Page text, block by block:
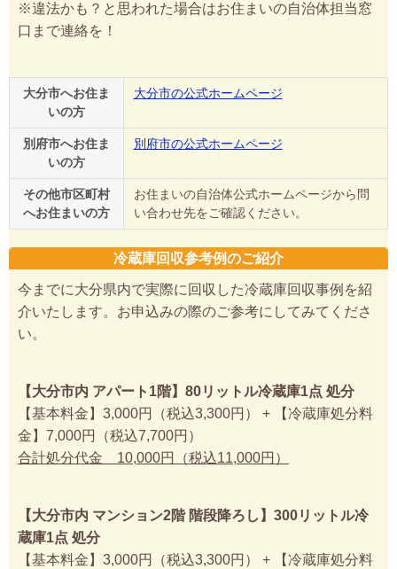
※違法かも？と思われた場合はお住まいの自治体担当窓
口まで連絡を！
大分市へお住ま
いの方
大分市の公式ホームページ
別府市へお住ま
いの方
別府市の公式ホームページ
その他市区町村
へお住まいの方
お住まいの自治体公式ホームページから問
い合わせ先をご確認ください。
冷蔵庫回収参考例のご紹介
今までに大分県内で実際に回収した冷蔵庫回収事例を紹
介いたします。お申込みの際のご参考にしてみてくださ
い。
【大分市内 アパート1階】80リットル冷蔵庫1点 処分
【基本料金】3,000円（税込3,300円） + 【冷蔵庫処分料
金】7,000円（税込7,700円）
合計処分代金 10,000円（税込11,000円）
【大分市内 マンション2階 階段降ろし】300リットル冷
蔵庫1点 処分
【基本料金】3,000円（税込3,300円） + 【冷蔵庫処分料